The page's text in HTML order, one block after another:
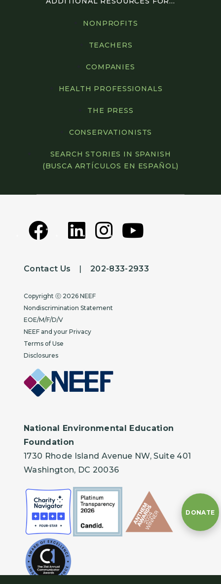
NONPROFITS
TEACHERS
COMPANIES
HEALTH PROFESSIONALS
THE PRESS
CONSERVATIONISTS
SEARCH STORIES IN SPANISH
(BUSCA ARTÍCULOS EN ESPAÑOL)
Contact Us |202-833-2933
Copyright
Copyright ⓒ 2026 NEEF
Nondiscrimination Statement
EOE/M/F/D/V
NEEF and your Privacy
Terms of Use
Disclosures
National Environmental Education
Foundation
1730 Rhode Island Avenue NW, Suite 401
Washington, DC 20036
DONATE